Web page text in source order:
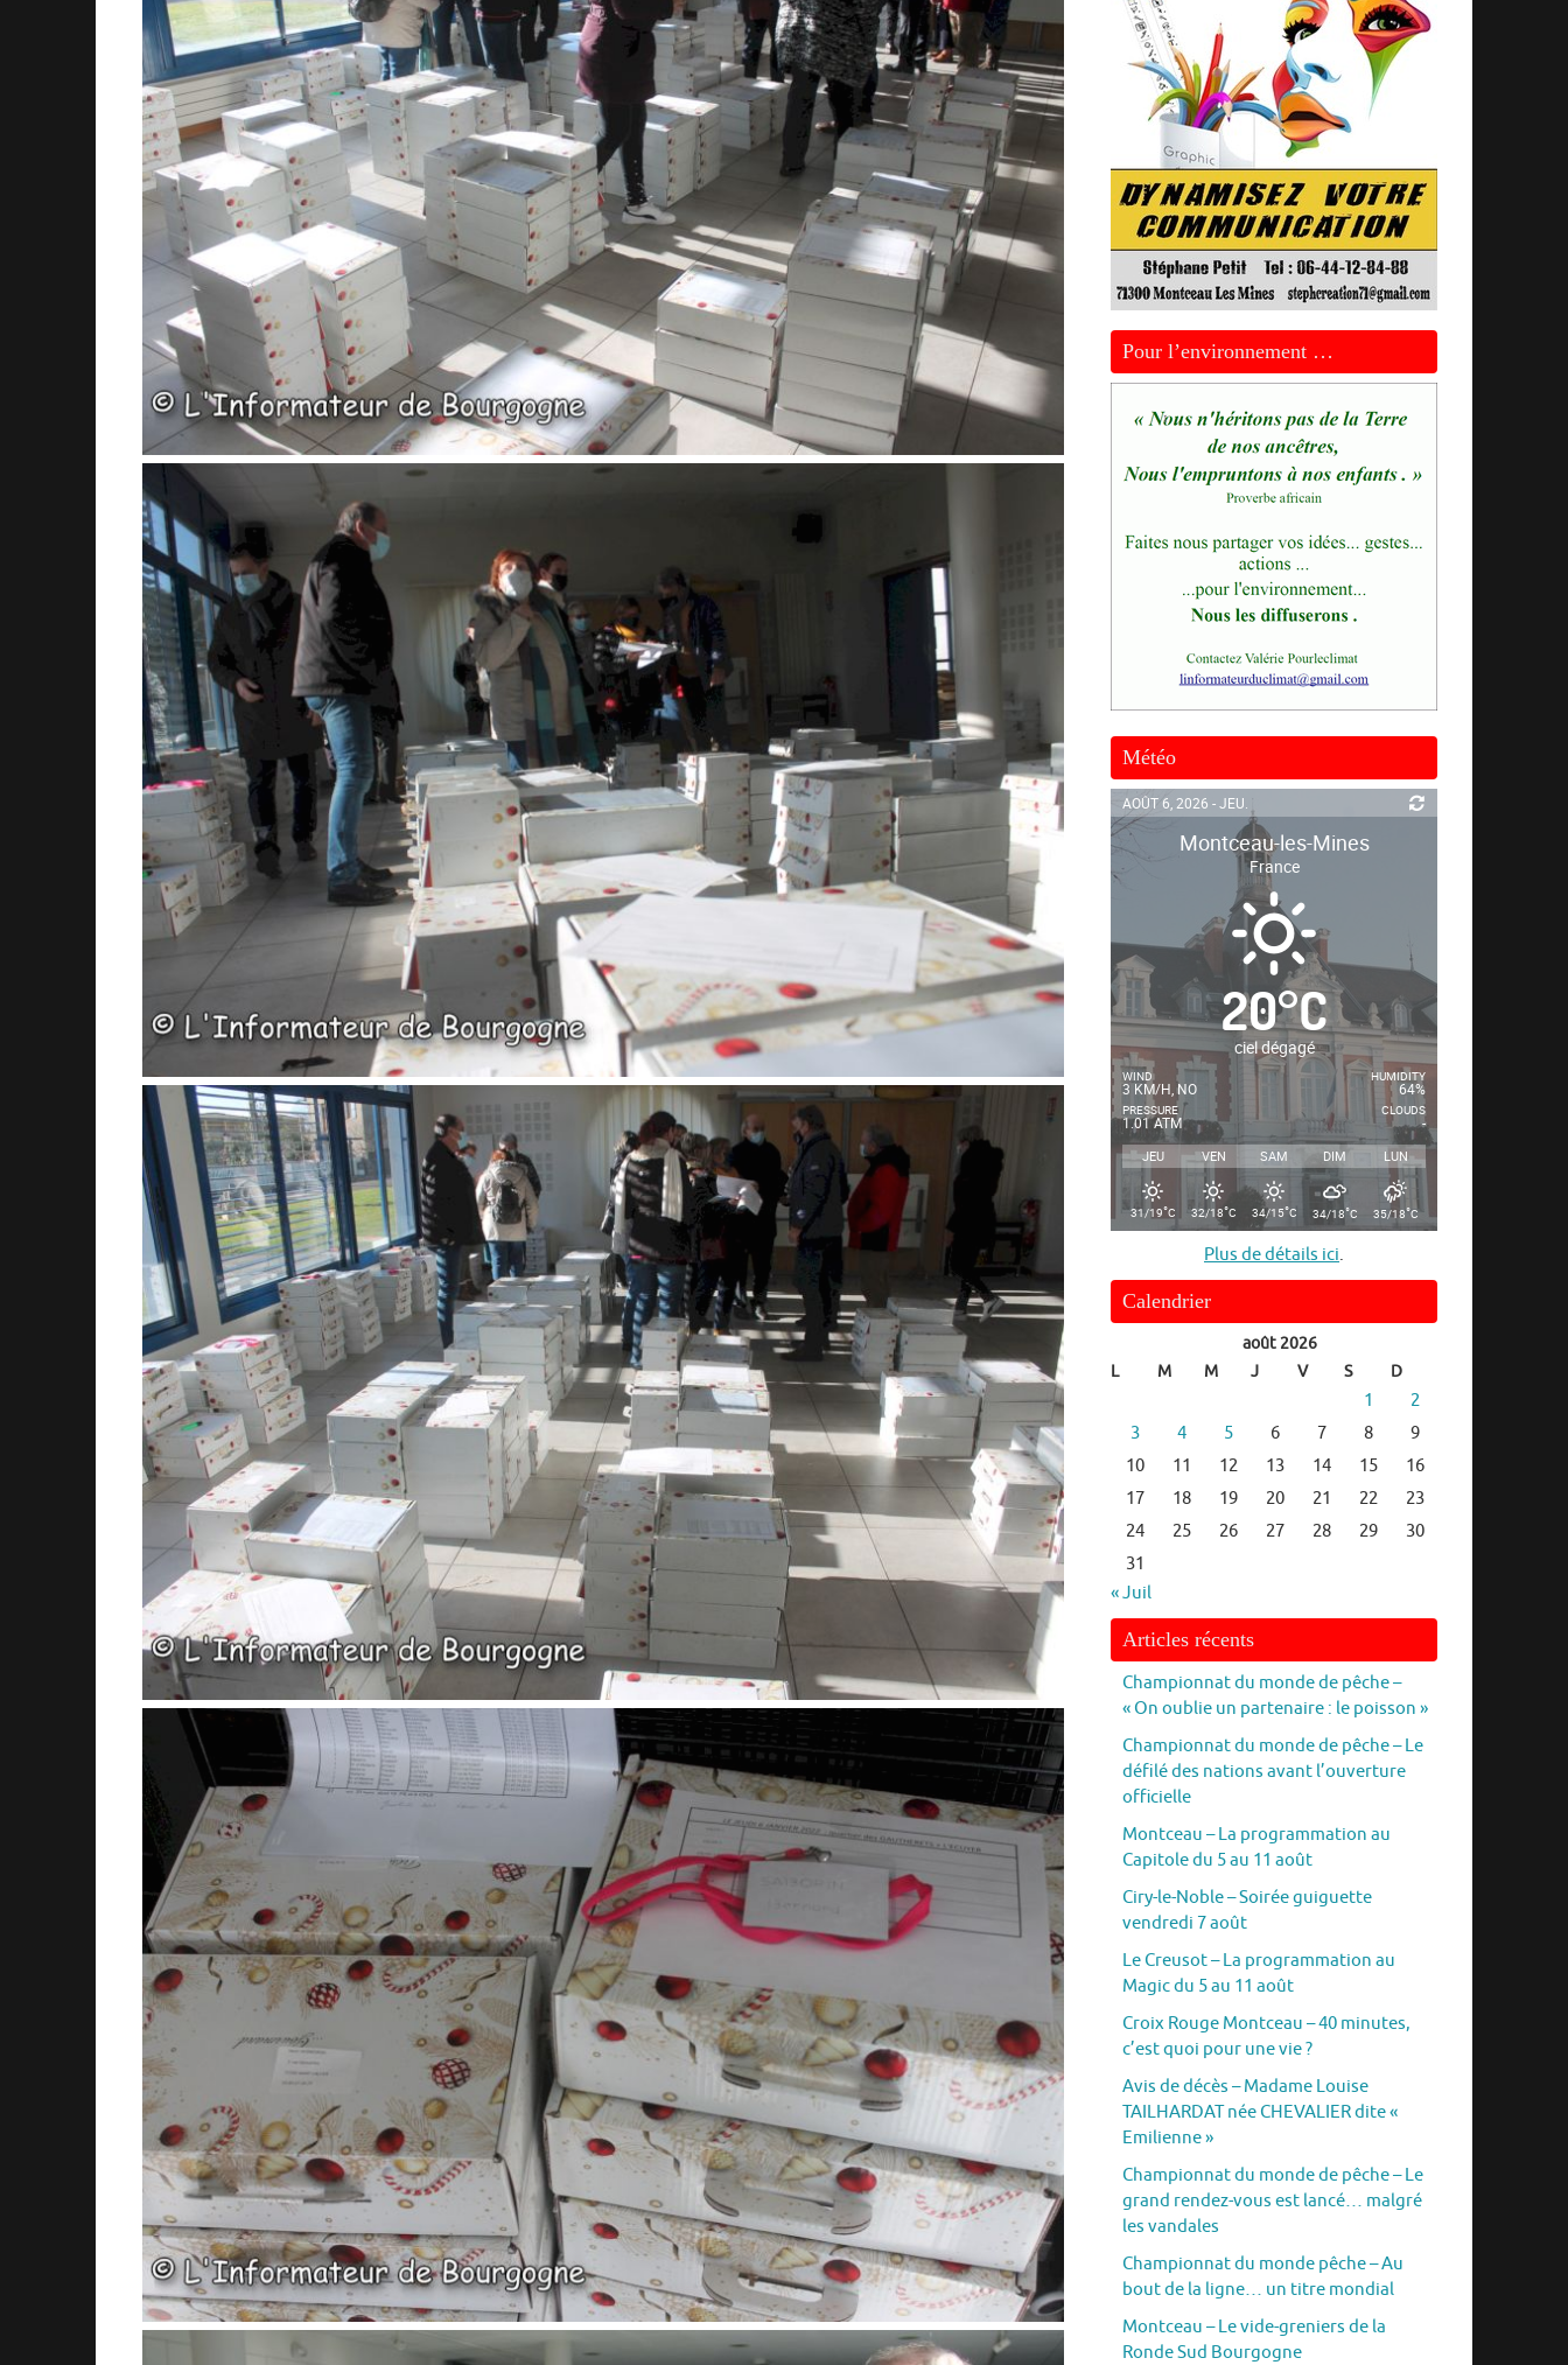
Pour l’environnement …
Météo
AOÛT 6, 2026 - JEU.
Montceau-les-Mines
France
20°C
ciel dégagé
WIND
3 KM/H, NO
PRESSURE
1.01 ATM
HUMIDITY
64%
CLOUDS
-
JEU VEN SAM DIM LUN
31/19°C 32/18°C 34/15°C 34/18°C 35/18°C
Plus de détails ici.
Calendrier
août 2026
L
M M J V S D
1
2
3
4 5 6 7 8
9
10
11 12 13 14 15
16
17
18 19 20 21 22
23
24
25 26 27 28 29
30
31
« Juil
Articles récents
Championnat du monde de pêche –
« On oublie un partenaire : le poisson »
Championnat du monde de pêche – Le
défilé des nations avant l’ouverture
officielle
Montceau – La programmation au
Capitole du 5 au 11 août
Ciry-le-Noble – Soirée guiguette
vendredi 7 août
Le Creusot – La programmation au
Magic du 5 au 11 août
Croix Rouge Montceau – 40 minutes,
c’est quoi pour une vie ?
Avis de décès – Madame Louise
TAILHARDAT née CHEVALIER dite «
Emilienne »
Championnat du monde de pêche – Le
grand rendez-vous est lancé… malgré
les vandales
Championnat du monde pêche – Au
bout de la ligne… un titre mondial
Montceau – Le vide-greniers de la
Ronde Sud Bourgogne